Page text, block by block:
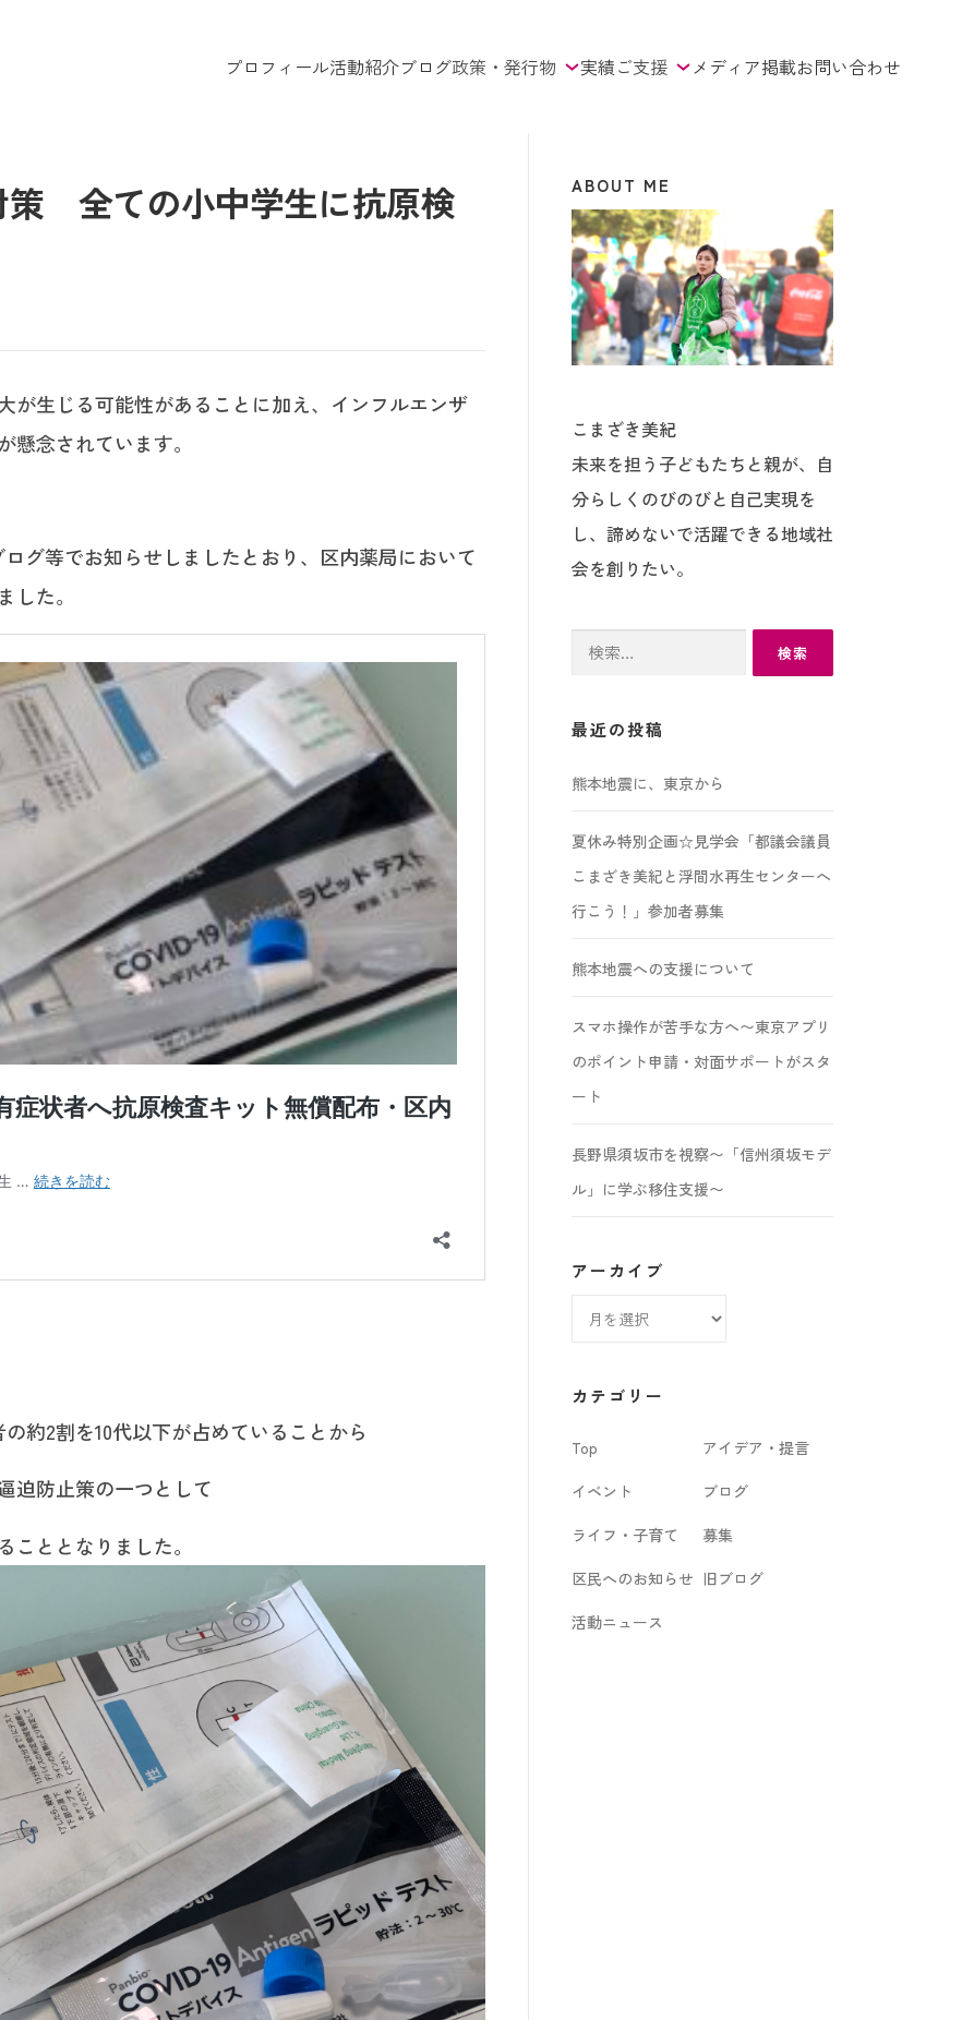
プロフィール活動紹介ブログ政策・発行物 実績ご支援 メディア掲載お問い合わせ
策 全ての小中学生に抗原検
が生じる可能性があることに加え、インフルエンザ
念されています。
グ等でお知らせしましたとおり、区内薬局において
た。
約2割を10代以下が占めていることから
迫防止策の一つとして
ととなりました。
ABOUT ME
こまざき美紀
未来を担う子どもたちと親が、自
分らしくのびのびと自己実現を
し、諦めないで活躍できる地域社
会を創りたい。
最近の投稿
熊本地震に、東京から
夏休み特別企画☆見学会「都議会議員
こまざき美紀と浮間水再生センターへ
行こう！」参加者募集
熊本地震への支援について
スマホ操作が苦手な方へ〜東京アプリ
のポイント申請・対面サポートがスタ
ート
長野県須坂市を視察〜「信州須坂モデ
ル」に学ぶ移住支援〜
アーカイブ
ブ
カテゴリー
Top
アイデア・提言
イベント
ブログ
ライフ・子育て
募集
区民へのお知らせ 旧ブログ
活動ニュース